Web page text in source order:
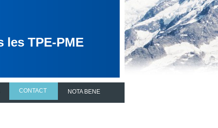
les TPE-PME
CONTACT NOTA BENE